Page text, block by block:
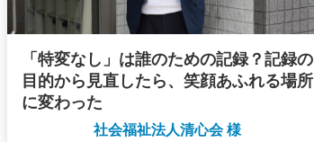
「特変なし」は誰のための記録？記録の
目的から見直したら、笑顔あふれる場所
に変わった
社会福祉法人清心会 様